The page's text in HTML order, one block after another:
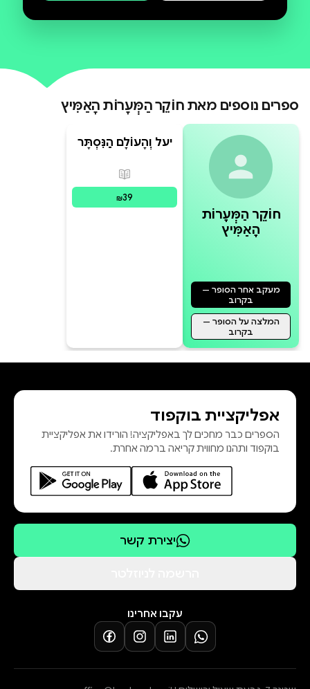
ספרים נוספים מאת חוֹקֵר הַמְּעָרוֹת הָאַמִּיץ
חוֹקֵר הַמְּעָרוֹת
הָאַמִּיץ
מעקב אחר הסופר —
בקרוב
המלצה על הסופר —
בקרוב
יעל וְהָעוֹלָם הַנִּסְתָּר
פורמטים זמינים
₪39
אפליקציית בוקפוד
הספרים כבר מחכים לך באפליקציה! הורידו את אפליקציית
בוקפוד ותהנו מחווית קריאה ברמה אחרת.
יצירת קשר
עקבו אחרינו